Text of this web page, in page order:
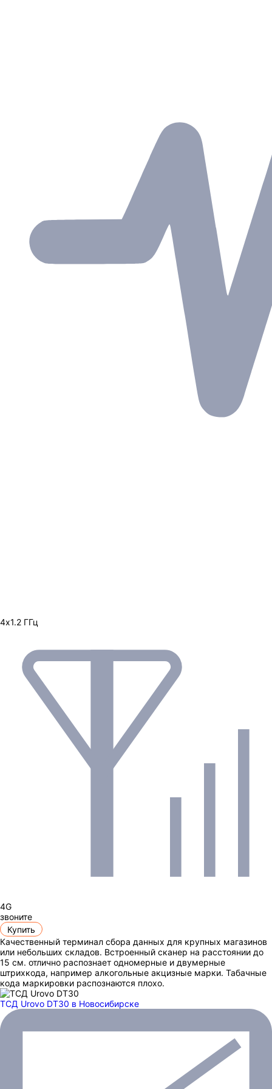
4х1.2 ГГц
4G
звоните
Купить
Качественный терминал сбора данных для крупных магазинов
или небольших складов. Встроенный сканер на расстоянии до
15 см. отлично распознает одномерные и двумерные
штрихкода, например алкогольные акцизные марки. Табачные
кода маркировки распознаются плохо.
ТСД Urovo DT30 в Новосибирске